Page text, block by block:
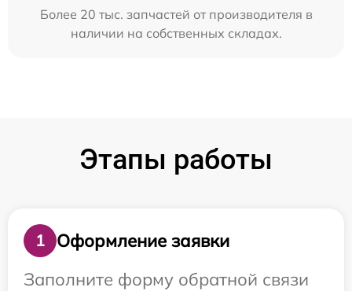
Более 20 тыс. запчастей от производителя в
наличии на собственных складах.
Этапы работы
1
Оформление заявки
Заполните форму обратной связи